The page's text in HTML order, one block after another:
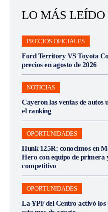
LO MÁS LEÍDO
PRECIOS OFICIALES
Ford Territory VS Toyota
precios en agosto de 2026
NOTICIAS
Cayeron las ventas de autos
el ranking
OPORTUNIDADES
Hunk 125R: conocimos en
Hero con equipo de primera
competitivo
OPORTUNIDADES
La YPF del Centro activó los